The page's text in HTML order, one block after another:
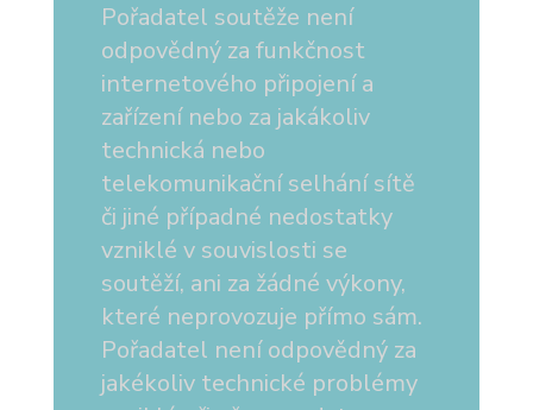
Pořadatel soutěže není
odpovědný za funkčnost
internetového připojení a
zařízení nebo za jakákoliv
technická nebo
telekomunikační selhání sítě
či jiné případné nedostatky
vzniklé v souvislosti se
soutěží, ani za žádné výkony,
které neprovozuje přímo sám.
Pořadatel není odpovědný za
jakékoliv technické problémy